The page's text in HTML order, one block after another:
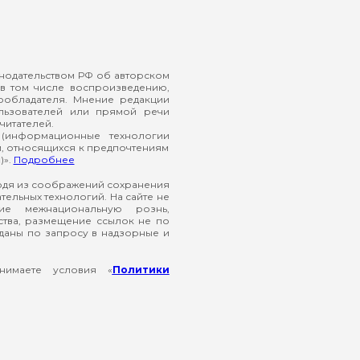
РФ об авторском
числе воспроизведению,
Мнение редакции
или прямой речи
технологии
относящихся к предпочтениям
Подробнее
из соображений сохранения
технологий. На сайте не
межнациональную рознь,
размещение ссылок не по
по запросу в надзорные и
условия «Политики